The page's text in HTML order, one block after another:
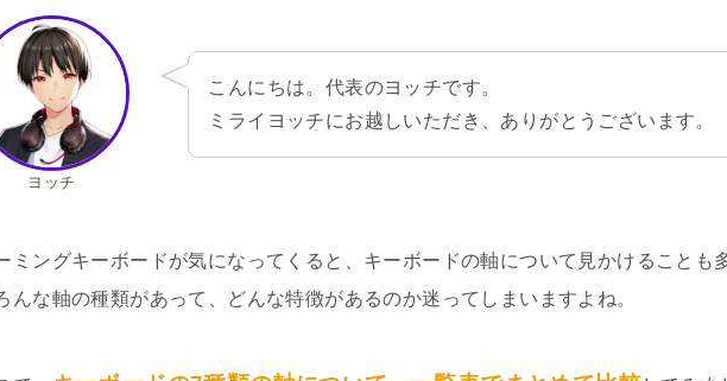
ヨッチ
こんにちは。代表のヨッチです。
ミライヨッチにお越しいただき、ありがとうございます。
ミングキーボードが気になってくると、キーボードの軸について見かけることも
んな軸の種類があって、どんな特徴があるのか迷ってしまいますよね。